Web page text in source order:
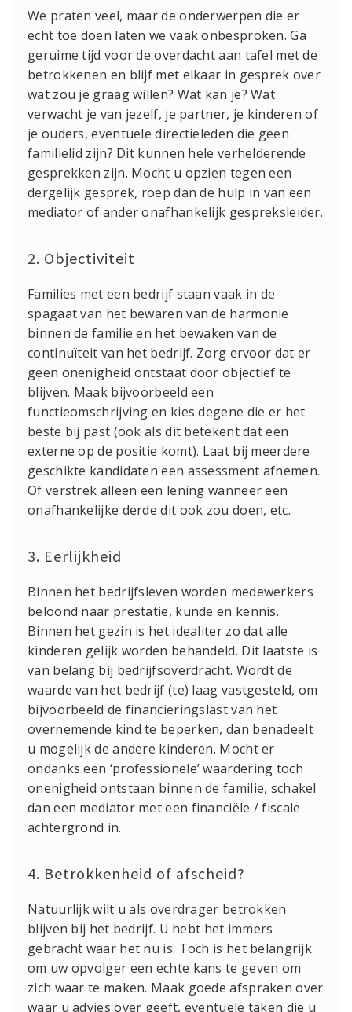
We praten veel, maar de onderwerpen die er
echt toe doen laten we vaak onbesproken. Ga
geruime tijd voor de overdacht aan tafel met de
betrokkenen en blijf met elkaar in gesprek over
wat zou je graag willen? Wat kan je? Wat
verwacht je van jezelf, je partner, je kinderen of
je ouders, eventuele directieleden die geen
familielid zijn? Dit kunnen hele verhelderende
gesprekken zijn. Mocht u opzien tegen een
dergelijk gesprek, roep dan de hulp in van een
mediator of ander onafhankelijk gespreksleider.
2. Objectiviteit
Families met een bedrijf staan vaak in de
spagaat van het bewaren van de harmonie
binnen de familie en het bewaken van de
continuïteit van het bedrijf. Zorg ervoor dat er
geen onenigheid ontstaat door objectief te
blijven. Maak bijvoorbeeld een
functieomschrijving en kies degene die er het
beste bij past (ook als dit betekent dat een
externe op de positie komt). Laat bij meerdere
geschikte kandidaten een assessment afnemen.
Of verstrek alleen een lening wanneer een
onafhankelijke derde dit ook zou doen, etc.
3. Eerlijkheid
Binnen het bedrijfsleven worden medewerkers
beloond naar prestatie, kunde en kennis.
Binnen het gezin is het idealiter zo dat alle
kinderen gelijk worden behandeld. Dit laatste is
van belang bij bedrijfsoverdracht. Wordt de
waarde van het bedrijf (te) laag vastgesteld, om
bijvoorbeeld de financieringslast van het
overnemende kind te beperken, dan benadeelt
u mogelijk de andere kinderen. Mocht er
ondanks een ‘professionele’ waardering toch
onenigheid ontstaan binnen de familie, schakel
dan een mediator met een financiële / fiscale
achtergrond in.
4. Betrokkenheid of afscheid?
Natuurlijk wilt u als overdrager betrokken
blijven bij het bedrijf. U hebt het immers
gebracht waar het nu is. Toch is het belangrijk
om uw opvolger een echte kans te geven om
zich waar te maken. Maak goede afspraken over
waar u advies over geeft, eventuele taken die u